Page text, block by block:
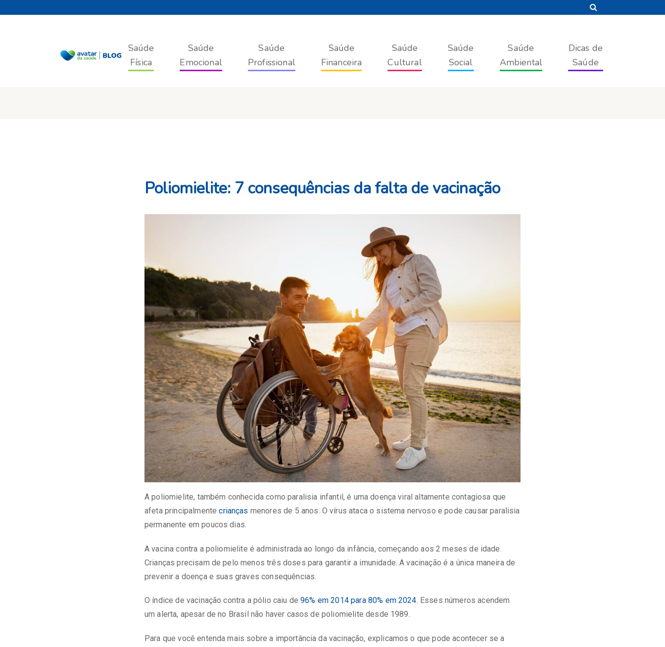
Saúde
Física
Saúde
Emocional
Saúde
Profissional
Saúde
Financeira
Saúde
Cultural
Saúde
Social
Saúde
Ambiental
Dicas de
Saúde
Poliomielite: 7 consequências da falta de vacinação
A poliomielite, também conhecida como paralisia infantil, é uma doença viral altamente contagiosa que
afeta principalmentecrianças menores de 5 anos. O vírus ataca o sistema nervoso e pode causar paralisia
permanente em poucos dias.
A vacina contra a poliomielite é administrada ao longo da infância, começando aos 2 meses de idade.
Crianças precisam de pelo menos três doses para garantir a imunidade. A vacinação é a única maneira de
prevenir a doença e suas graves consequências.
O índice de vacinação contra a pólio caiu de96% em 2014 para 80% em 2024. Esses números acendem
um alerta, apesar de no Brasil não haver casos de poliomielite desde 1989.
Para que você entenda mais sobre a importância da vacinação, explicamos o que pode acontecer se a